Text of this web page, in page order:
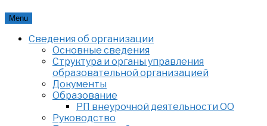
Skip
content
Menu
Сведения об организации
Основные сведения
Структура и органы управления
образовательной организацией
Документы
Образование
РП внеурочной деятельности ОО
Руководство